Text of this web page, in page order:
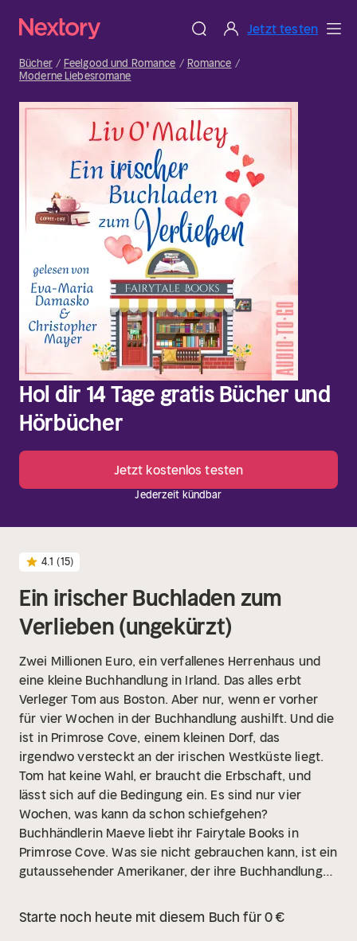
Jetzt testen
Bücher Feelgood und Romance
Romance
Moderne Liebesromane
Hol dir 14 Tage gratis Bücher und
Hörbücher
Jetzt kostenlos testen
Jederzeit kündbar
4.1 (15)
Ein irischer Buchladen zum
Verlieben (ungekürzt)
Zwei Millionen Euro, ein verfallenes Herrenhaus und
eine kleine Buchhandlung in Irland. Das alles erbt
Verleger Tom aus Boston. Aber nur, wenn er vorher
für vier Wochen in der Buchhandlung aushilft. Und die
ist in Primrose Cove, einem kleinen Dorf, das
irgendwo versteckt an der irischen Westküste liegt.
Tom hat keine Wahl, er braucht die Erbschaft, und
lässt sich auf die Bedingung ein. Es sind nur vier
Wochen, was kann da schon schiefgehen?
Buchhändlerin Maeve liebt ihr Fairytale Books in
Primrose Cove. Was sie nicht gebrauchen kann, ist ein
gutaussehender Amerikaner, der ihre Buchhandlung
dass er nach den vier Wochen alles beim Alten
Starte noch heute mit diesem Buch für 0 €